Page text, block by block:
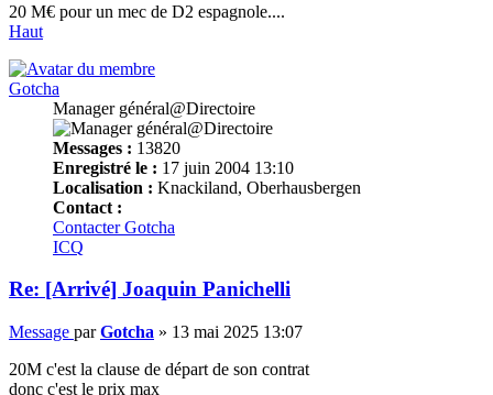
20 M€ pour un mec de D2 espagnole....
Haut
Gotcha
Manager général@Directoire
Messages : 13820
Enregistré le : 17 juin 2004 13:10
Localisation : Knackiland, Oberhausbergen
Contact :
Contacter Gotcha
ICQ
Re: [Arrivé] Joaquin Panichelli
Message parGotcha » 13 mai 2025 13:07
20M c'est la clause de départ de son contrat
donc c'est le prix max